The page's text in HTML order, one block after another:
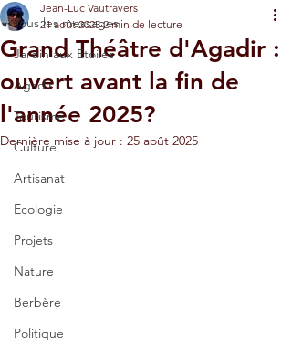
Tous les messages
Jardin aux Etoiles
Agadir
Tourisme
Culture
Artisanat
Ecologie
Projets
Nature
Berbère
Politique
Grand Théâtre d'Agadir :
ouvert avant la fin de
l'année 2025?
Jean-Luc Vautravers
21 août 2025 2 min de lecture
Dernière mise à jour : 25 août 2025